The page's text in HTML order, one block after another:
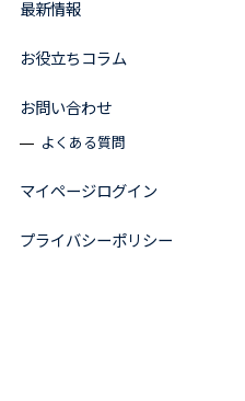
最新情報
お役立ちコラム
お問い合わせ
よくある質問
マイページログイン
プライバシーポリシー